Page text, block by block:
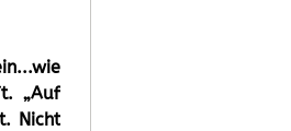
„Auf
Nicht